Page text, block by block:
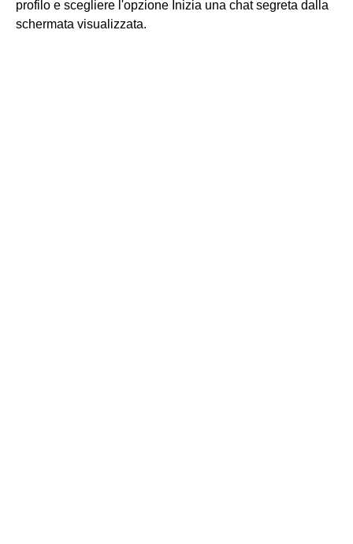
profilo e scegliere l'opzione Inizia una chat segreta dalla
schermata visualizzata.